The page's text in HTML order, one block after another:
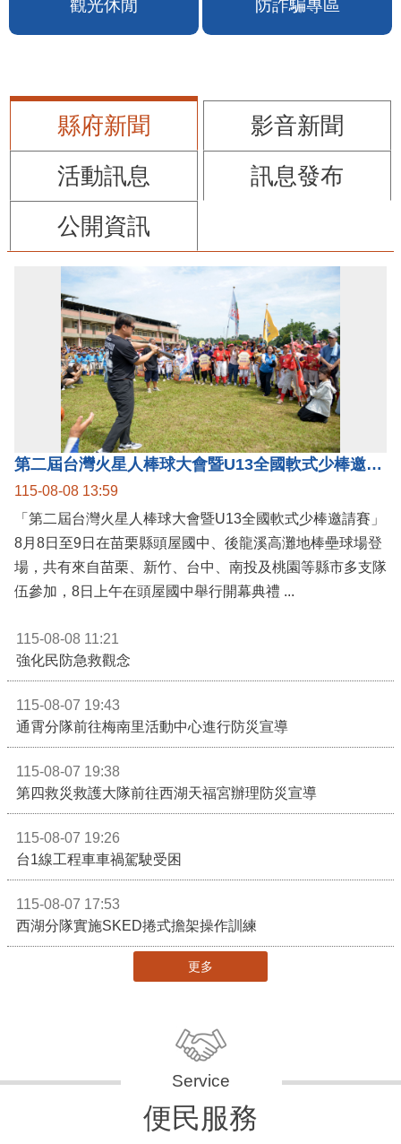
觀光休閒 防詐騙專區
縣府新聞
影音新聞
活動訊息
訊息發布
公開資訊
第二屆台灣火星人棒球大會暨U13全國軟式少棒邀請賽在苗栗舉辦
115-08-08 13:59
「第二屆台灣火星人棒球大會暨U13全國軟式少棒邀請賽」
8月8日至9日在苗栗縣頭屋國中、後龍溪高灘地棒壘球場登
場，共有來自苗栗、新竹、台中、南投及桃園等縣市多支隊
伍參加，8日上午在頭屋國中舉行開幕典禮 ...
115-08-08 11:21
強化民防急救觀念
115-08-07 19:43
通霄分隊前往梅南里活動中心進行防災宣導
115-08-07 19:38
第四救災救護大隊前往西湖天福宮辦理防災宣導
115-08-07 19:26
台1線工程車車禍駕駛受困
115-08-07 17:53
西湖分隊實施SKED捲式擔架操作訓練
更多
便民服務